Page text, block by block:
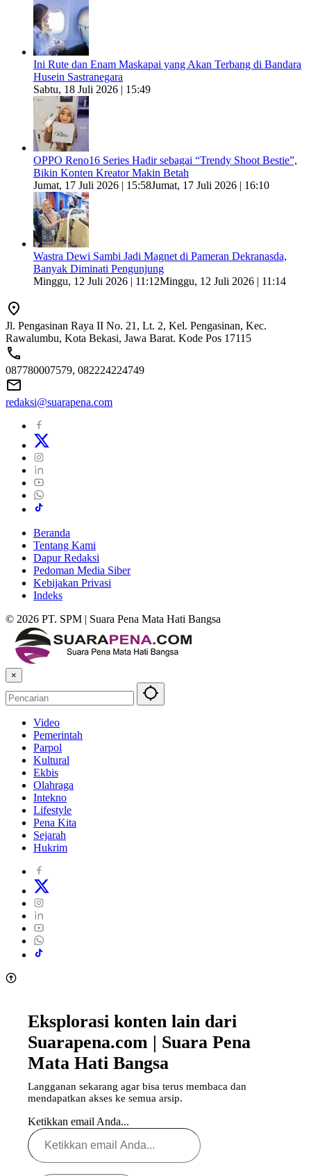
Ini Rute dan Enam Maskapai yang Akan Terbang di Bandara
Husein Sastranegara
Sabtu, 18 Juli 2026 | 15:49
OPPO Reno16 Series Hadir sebagai “Trendy Shoot Bestie”,
Bikin Konten Kreator Makin Betah
Jumat, 17 Juli 2026 | 15:58Jumat, 17 Juli 2026 | 16:10
Wastra Dewi Sambi Jadi Magnet di Pameran Dekranasda,
Banyak Diminati Pengunjung
Minggu, 12 Juli 2026 | 11:12Minggu, 12 Juli 2026 | 11:14
Jl. Pengasinan Raya II No. 21, Lt. 2, Kel. Pengasinan, Kec.
Rawalumbu, Kota Bekasi, Jawa Barat. Kode Pos 17115
087780007579, 082224224749
redaksi@suarapena.com
Beranda
Tentang Kami
Dapur Redaksi
Pedoman Media Siber
Kebijakan Privasi
Indeks
© 2026 PT. SPM | Suara Pena Mata Hati Bangsa
×
Video
Pemerintah
Parpol
Kultural
Ekbis
Olahraga
Intekno
Lifestyle
Pena Kita
Sejarah
Hukrim
Eksplorasi konten lain dari
Suarapena.com | Suara Pena
Mata Hati Bangsa
Langganan sekarang agar bisa terus membaca dan
mendapatkan akses ke semua arsip.
Ketikkan email Anda...